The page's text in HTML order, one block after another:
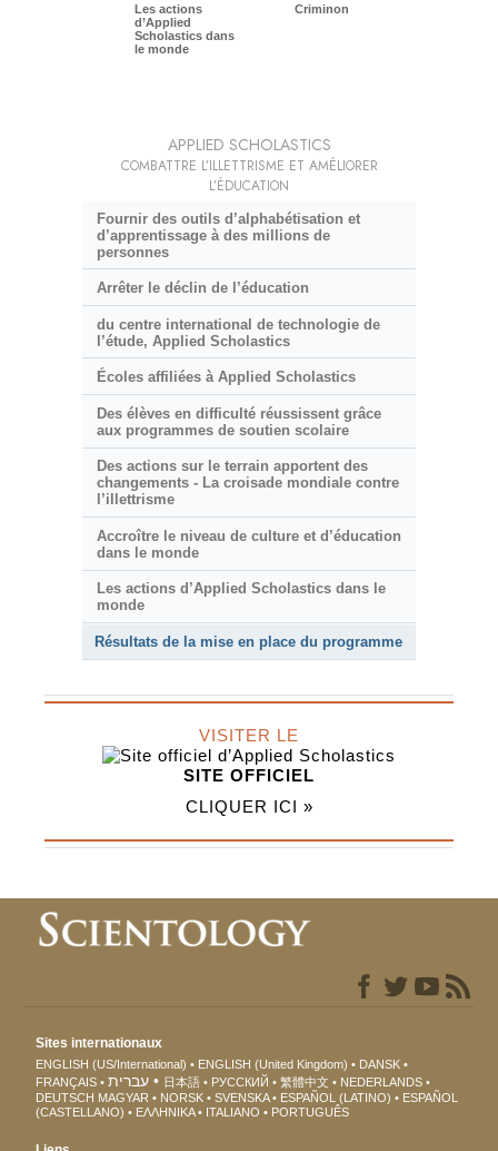
Les actions
d’Applied
Scholastics dans
le monde
Criminon
APPLIED SCHOLASTICS
COMBATTRE L’ILLETTRISME ET AMÉLIORER
L’ÉDUCATION
Fournir des outils d’alphabétisation et
d’apprentissage à des millions de
personnes
Arrêter le déclin de l’éducation
du centre international de technologie de
l’étude, Applied Scholastics
Écoles affiliées à Applied Scholastics
Des élèves en difficulté réussissent grâce
aux programmes de soutien scolaire
Des actions sur le terrain apportent des
changements - La croisade mondiale contre
l’illettrisme
Accroître le niveau de culture et d’éducation
dans le monde
Les actions d’Applied Scholastics dans le
monde
Résultats de la mise en place du programme
VISITER LE
SITE OFFICIEL
CLIQUER ICI »
Sites internationaux
ENGLISH (US/International) ENGLISH (United Kingdom)
DANSK
FRANÇAIS
עברית 日本語 РУССКИЙ 繁體中文
NEDERLANDS
DEUTSCH MAGYAR NORSK SVENSKA ESPAÑOL (LATINO)
ESPAÑOL
(CASTELLANO)
ΕΛΛΗΝΙΚA ITALIANO PORTUGUÊS